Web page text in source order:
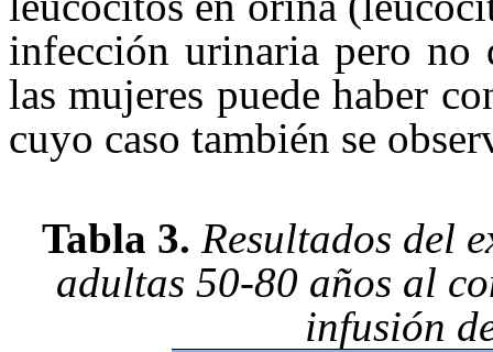
infección urinaria pero no
las mujeres puede haber
cuyo caso también se
Tabla 3. Resultados del
adultas 50-80 años al
infusión